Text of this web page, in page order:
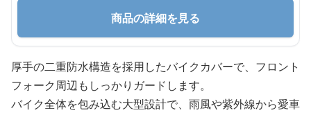
商品の詳細を見る
厚手の二重防水構造を採用したバイクカバーで、フロント
フォーク周辺もしっかりガードします。
バイク全体を包み込む大型設計で、雨風や紫外線から愛車